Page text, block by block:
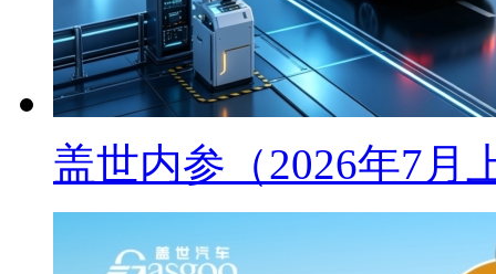
盖世内参（2026年7月